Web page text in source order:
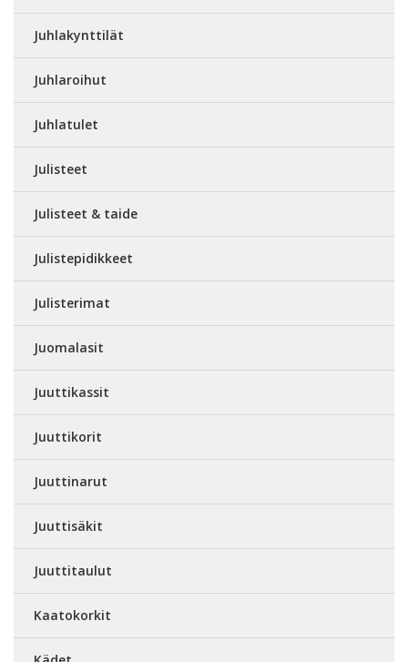
Juhlakynttilät
Juhlaroihut
Juhlatulet
Julisteet
Julisteet & taide
Julistepidikkeet
Julisterimat
Juomalasit
Juuttikassit
Juuttikorit
Juuttinarut
Juuttisäkit
Juuttitaulut
Kaatokorkit